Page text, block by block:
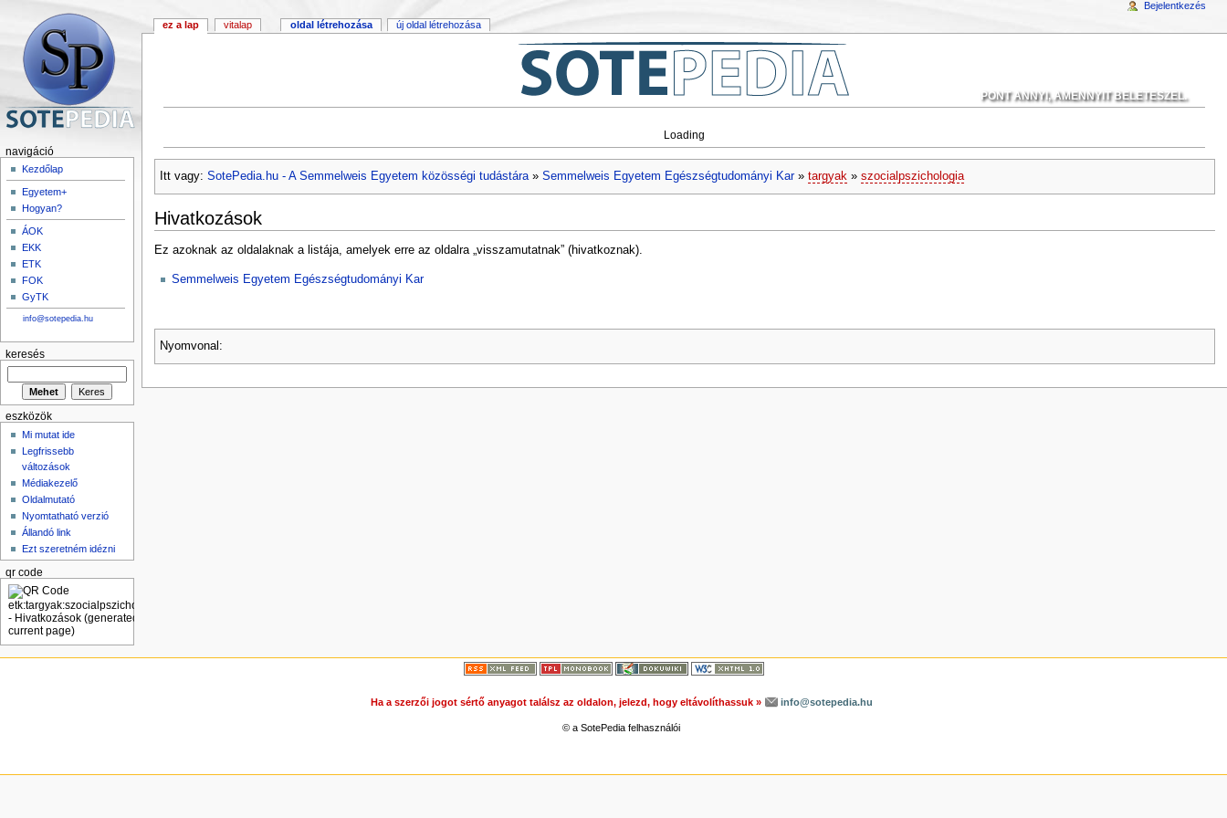
PONT ANNYI, AMENNYIT BELETESZEL.
Loading
Itt vagy: SotePedia.hu - A Semmelweis Egyetem közösségi tudástára» Semmelweis Egyetem Egészségtudományi Kar» targyak» szocialpszichologia
Hivatkozások
Ez azoknak az oldalaknak a listája, amelyek erre az oldalra „visszamutatnak” (hivatkoznak).
Semmelweis Egyetem Egészségtudományi Kar
Nyomvonal:
ez a lap vitalap oldal létrehozása új oldal létrehozása
Bejelentkezés
navigáció
Kezdőlap
Egyetem+
Hogyan?
ÁOK
EKK
ETK
FOK
GyTK
info@sotepedia.hu
keresés
eszközök
Mi mutat ide
Legfrissebb
változások
Médiakezelő
Oldalmutató
Nyomtatható verzió
Állandó link
Ezt szeretném idézni
qr code
Ha a szerzői jogot sértő anyagot találsz az oldalon, jelezd, hogy eltávolíthassuk » info@sotepedia.hu
© a SotePedia felhasználói